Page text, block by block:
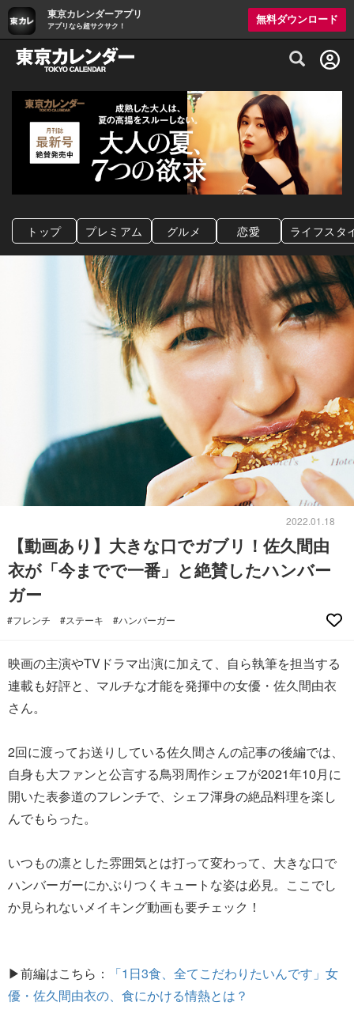
東京カレンダーアプリ
アプリなら超サクサク！
無料ダウンロード
グルメ情報・プレミアムレストラン予約
トップ プレミアム グルメ 恋愛 ライフスタ
2022.01.18
【動画あり】大きな口でガブリ！佐久間由
衣が「今までで一番」と絶賛したハンバー
ガー
#フレンチ #ステーキ #ハンバーガー
映画の主演やTVドラマ出演に加えて、自ら執筆を担当する
連載も好評と、マルチな才能を発揮中の女優・佐久間由衣
さん。
2回に渡ってお送りしている佐久間さんの記事の後編では、
自身も大ファンと公言する鳥羽周作シェフが2021年10月に
開いた表参道のフレンチで、シェフ渾身の絶品料理を楽し
んでもらった。
いつもの凛とした雰囲気とは打って変わって、大きな口で
ハンバーガーにかぶりつくキュートな姿は必見。ここでし
か見られないメイキング動画も要チェック！
▶前編はこちら：
「1日3食、全てこだわりたいんです」女
優・佐久間由衣の、食にかける情熱とは？